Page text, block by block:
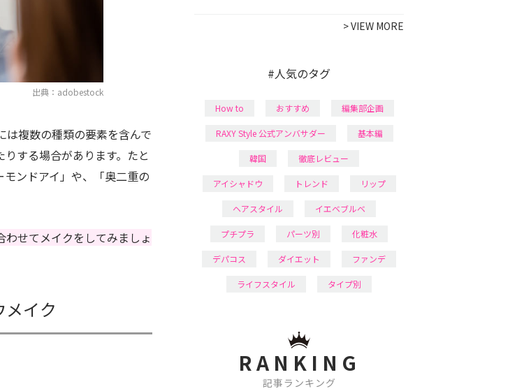
出典：adobestock
複数の種類の要素を含んで
する場合があります。たと
ンドアイ」や、「奥二重の
せてメイクをしてみましょ
メイク
で最新情報をチェック。家事や育児の合
間に取り入れられる時短美容テクも実
>VIEW MORE
#人気のタグ
How to おすすめ 編集部企画
RAXY Style 公式アンバサダー 基本編
韓国 徹底レビュー
アイシャドウ トレンド リップ
ヘアスタイル イエベブルベ
プチプラ パーツ別 化粧水
デパコス ダイエット ファンデ
ライフスタイル タイプ別
RANKING
記事ランキング